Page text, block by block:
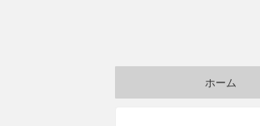
ホーム